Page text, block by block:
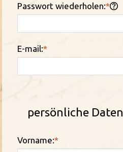
Passwort wiederholen:*
E-mail:*
persönliche Daten
Vorname:*